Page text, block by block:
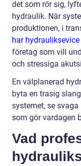
det som rör sig,
hydraulik. När
produktionen, i
har
företag som vill
och stressiga
En välplanerad
byta en trasig
systemet, se
som gör vardagen
Vad